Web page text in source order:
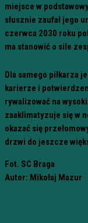
miejsce w
słusznie zaufał jego
czerwca 2030 roku
ma stanowić o sile
Dla samego piłkarza
karierze i
rywalizować na
zaaklimatyzuje się w
okazać się
drzwi do jeszcze
Fot. SC Braga
Autor: Mikołaj Mazur